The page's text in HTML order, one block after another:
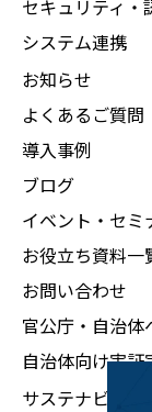
セキュリティ・
システム連携
お知らせ
よくあるご質問
導入事例
ブログ
イベント・セミ
お役立ち資料一
お問い合わせ
官公庁・自治体
自治体向け実証
サステナビリティ